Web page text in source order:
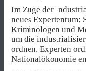
Im Zuge der
neues Expertentum:
Kriminologen und
um die
ordnen. Experten
Nationalökonomie